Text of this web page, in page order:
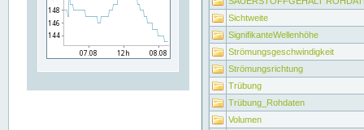
Sichtweite
SignifikanteWellenhöhe
Strömungsgeschwindigkeit
Strömungsrichtung
Trübung
Trübung_Rohdaten
Volumen